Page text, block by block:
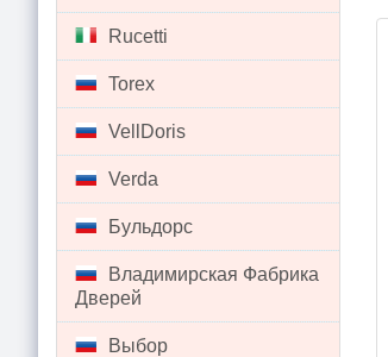
Rucetti
Torex
VellDoris
Verda
Бульдорс
Владимирская Фабрика
Дверей
Выбор